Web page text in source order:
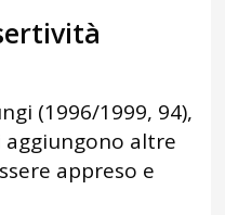
(1996/1999, 94),
aggiungono altre
appreso e